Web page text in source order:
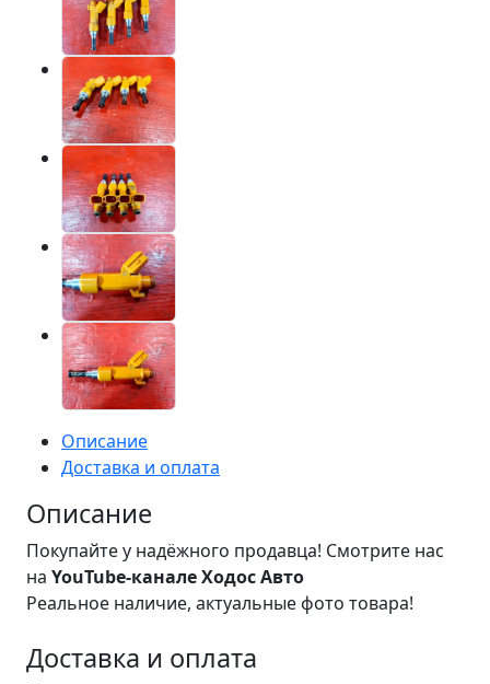
Описание
Доставка и оплата
Описание
Покупайте у надёжного продавца! Смотрите нас
на YouTube-канале Ходос Авто
Реальное наличие, актуальные фото товара!
Доставка и оплата